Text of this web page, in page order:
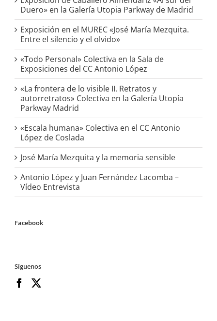
Duero» en la Galería Utopia Parkway de Madrid
Exposición en el MUREC «José María Mezquita.
Entre el silencio y el olvido»
«Todo Personal» Colectiva en la Sala de
Exposiciones del CC Antonio López
«La frontera de lo visible II. Retratos y
autorretratos» Colectiva en la Galería Utopía
Parkway Madrid
«Escala humana» Colectiva en el CC Antonio
López de Coslada
José María Mezquita y la memoria sensible
Antonio López y Juan Fernández Lacomba –
Vídeo Entrevista
Facebook
Síguenos